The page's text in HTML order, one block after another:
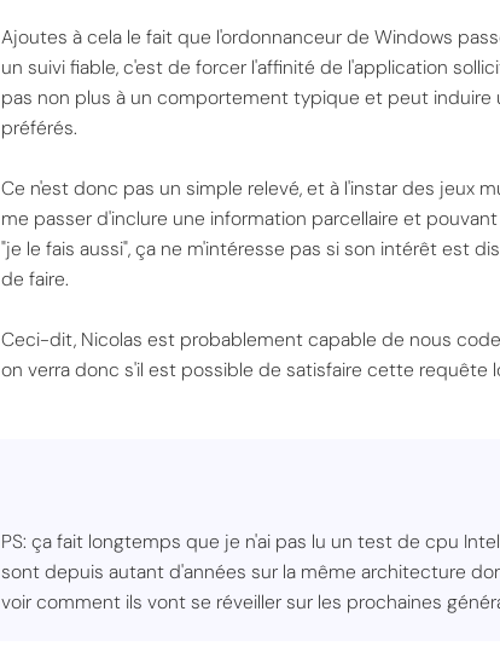
Ajoutes à cela le fait que l'ordonnanceur de Windows
un suivi fiable, c'est de forcer l'affinité de l'application
pas non plus à un comportement typique et peut
préférés.
Ce n'est donc pas un simple relevé, et à l'instar des jeux
me passer d'inclure une information parcellaire et
"je le fais aussi", ça ne m'intéresse pas si son intérêt est
de faire.
Ceci-dit, Nicolas est probablement capable de nous
on verra donc s'il est possible de satisfaire cette requête
PS: ça fait longtemps que je n'ai pas lu un test de cpu
sont depuis autant d'années sur la même architecture
voir comment ils vont se réveiller sur les prochaines